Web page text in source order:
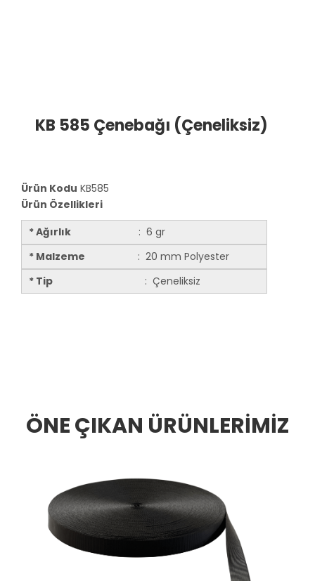
KB 585 Çenebağı (Çeneliksiz)
Ürün Kodu KB585
Ürün Özellikleri
* Ağırlık
: 6 gr
* Malzeme
: 20 mm Polyester
* Tip
: Çeneliksiz
ÖNE ÇIKAN ÜRÜNLERİMİZ